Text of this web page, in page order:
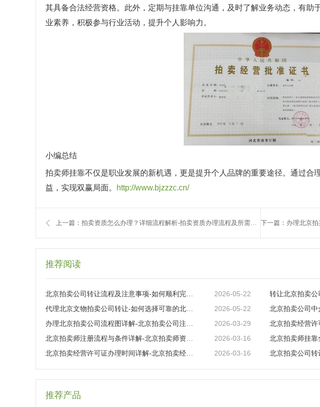
其具备合法经营资格。此外，定期与挂靠单位沟通，及时了解业务动态，有助
业素养，积极参与行业活动，提升个人影响力。
小编总结
拍卖师挂靠不仅是职业发展的新机遇，更是提升个人品牌的重要途径。通过合
益，实现双赢局面。
http://www.bjzzzc.cn/
上一篇：拍卖资质怎么办理？详细流程解析-拍卖资质办理流程及所需材料详解
推荐阅读
北京拍卖公司转让流程及注意事项-如何顺利完成北京地区拍卖企业的所有权变更？ 2026-05-22
代理北京文物拍卖公司转让-如何选择可靠的北京文物拍卖公司进行转让合作？ 2026-05-22
办理北京拍卖公司流程图详解-北京拍卖公司注册流程及所需材料 2026-03-29
北京拍卖师注册流程与条件详解-北京拍卖师资格证如何申请与注册 2026-03-16
北京拍卖经营许可证办理时间详解-北京拍卖经营许可证办理流程与时间要求 2026-03-16
推荐产品